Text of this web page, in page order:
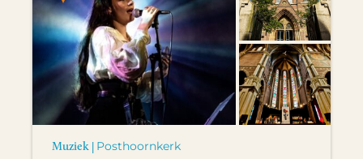
Muziek | Posthoornkerk